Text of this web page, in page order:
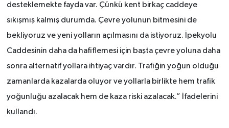
desteklemekte fayda var. Çünkü kent birkaç caddeye
sıkışmış kalmış durumda. Çevre yolunun bitmesini de
bekliyoruz ve yeni yolların açılmasını da istiyoruz. İpekyolu
Caddesinin daha da hafiflemesi için başta çevre yoluna daha
sonra alternatif yollara ihtiyaç vardır. Trafiğin yoğun olduğu
zamanlarda kazalarda oluyor ve yollarla birlikte hem trafik
yoğunluğu azalacak hem de kaza riski azalacak.” İfadelerini
kullandı.